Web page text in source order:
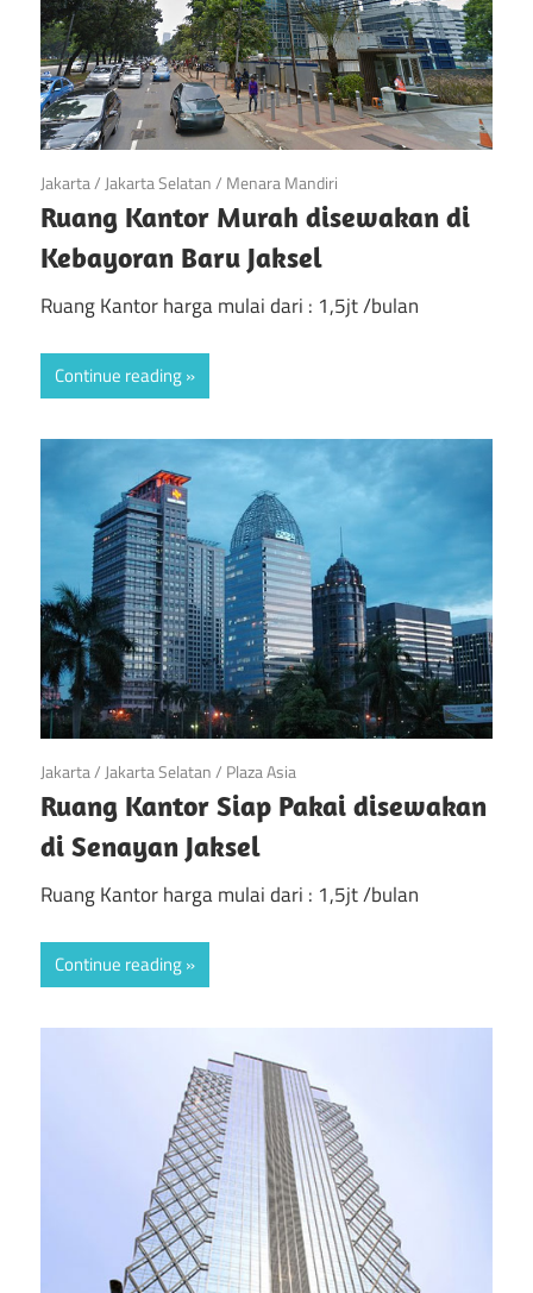
April 20, 2019
Jakarta/ Jakarta Selatan/ Menara Mandiri
Ruang Kantor Murah disewakan di
Kebayoran Baru Jaksel
Ruang Kantor harga mulai dari : 1,5jt /bulan
Continue reading
April 20, 2019
Jakarta/Jakarta Selatan/ Plaza Asia
Ruang Kantor Siap Pakai disewakan
di Senayan Jaksel
Ruang Kantor harga mulai dari : 1,5jt /bulan
Continue reading